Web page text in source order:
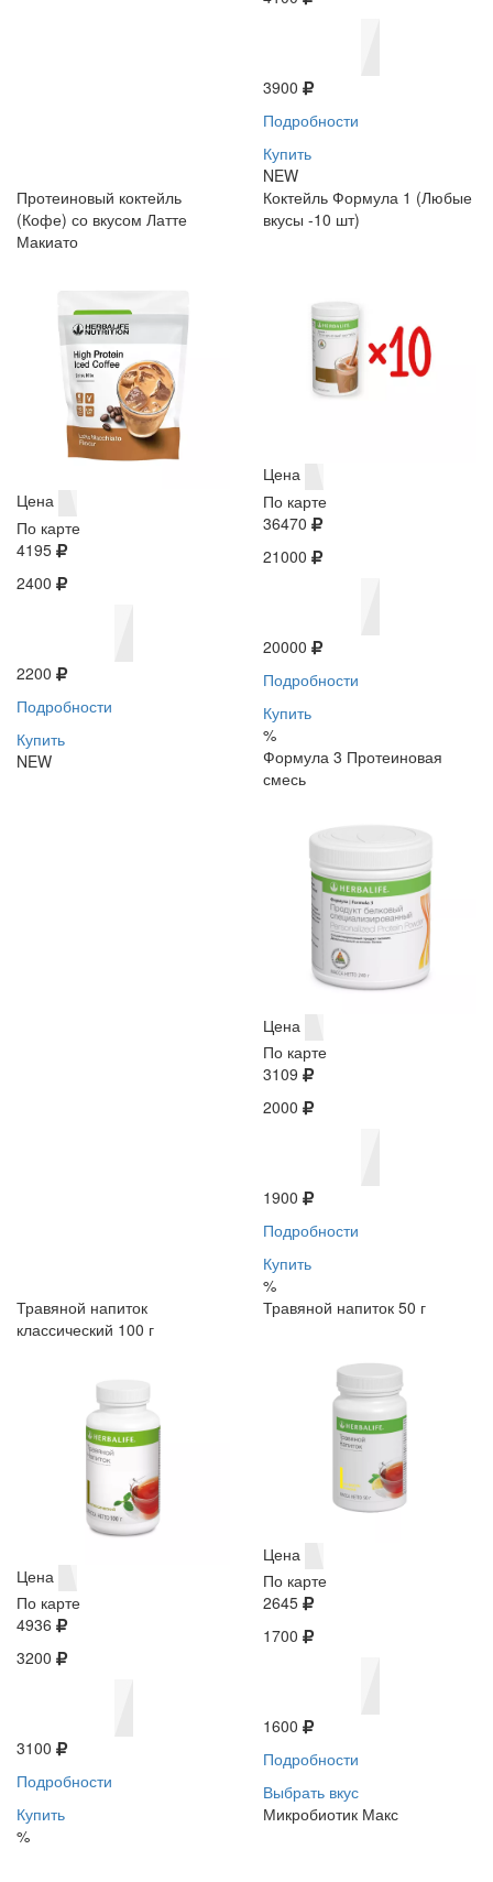
3900
Подробности
Купить
NEW
Протеиновый коктейль
(Кофе) со вкусом Латте
Макиато
Цена
По карте
4195
2400
2200
Подробности
Купить
NEW
Коктейль Формула 1 (Любые
вкусы -10 шт)
Цена
По карте
36470
21000
20000
Подробности
Купить
%
Формула 3 Протеиновая
смесь
Цена
По карте
3109
2000
1900
Подробности
Купить
%
Травяной напиток
классический 100 г
Цена
По карте
4936
3200
3100
Подробности
Купить
%
Травяной напиток 50 г
Цена
По карте
2645
1700
1600
Подробности
Выбрать вкус
Микробиотик Макс